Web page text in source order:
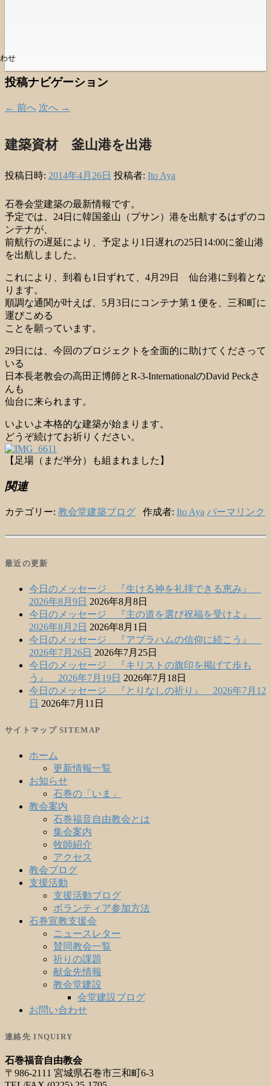
せ
投稿ナビゲーション
← 前へ 次へ →
建築資材 釜山港を出港
投稿日時: 2014年4月26日 投稿者: Ito Aya
石巻会堂建築の最新情報です。
予定では、24日に韓国釜山（プサン）港を出航するはずのコ
ンテナが、
前航行の遅延により、予定より1日遅れの25日14:00に釜山港
を出航しました。
これにより、到着も1日ずれて、4月29日 仙台港に到着とな
ります。
順調な通関が叶えば、5月3日にコンテナ第１便を、三和町に
運びこめる
ことを願っています。
29日には、今回のプロジェクトを全面的に助けてくださって
いる
日本長老教会の高田正博師とR-3-InternationalのDavid Peckさ
んも
仙台に来られます。
いよいよ本格的な建築が始まります。
どうぞ続けてお祈りください。
【足場（まだ半分）も組まれました】
関連
カテゴリー: 教会堂建築ブログ 作成者: Ito Aya パーマリンク
最近の更新
今日のメッセージ 『生ける神を礼拝できる恵み』
2026年8月9日 2026年8月8日
今日のメッセージ 『主の道を選び祝福を受けよ』
2026年8月2日 2026年8月1日
今日のメッセージ 『アブラハムの信仰に続こう』
2026年7月26日 2026年7月25日
今日のメッセージ 『キリストの旗印を掲げて歩も
う』 2026年7月19日 2026年7月18日
今日のメッセージ 『とりなしの祈り』 2026年7月12
日 2026年7月11日
サイトマップ SITEMAP
ホーム
更新情報一覧
お知らせ
石巻の「いま」
教会案内
石巻福音自由教会とは
集会案内
牧師紹介
アクセス
教会ブログ
支援活動
支援活動ブログ
ボランティア参加方法
石巻宣教支援会
ニュースレター
賛同教会一覧
祈りの課題
献金先情報
教会堂建設
会堂建設ブログ
お問い合わせ
連絡先 INQUIRY
石巻福音自由教会
〒986-2111 宮城県石巻市三和町6-3